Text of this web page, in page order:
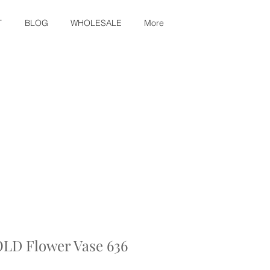
BLOG WHOLESALE More
Flower Vase 636